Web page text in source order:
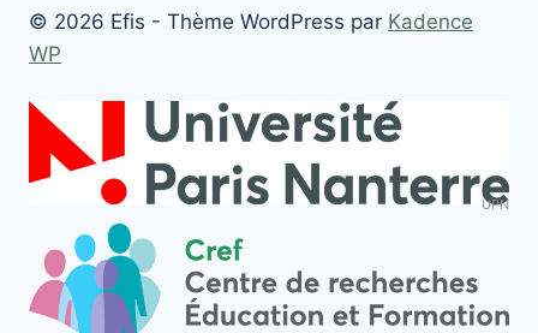
© 2026 Efis - Thème WordPress par Kadence
WP
UPN